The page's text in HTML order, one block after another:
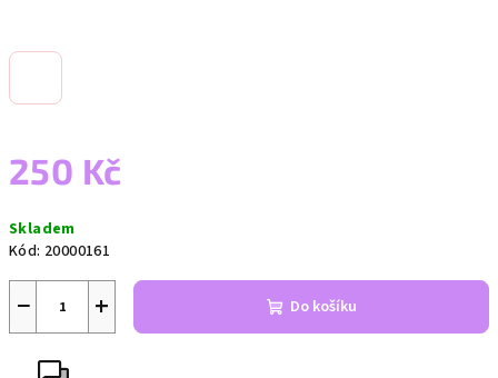
250 Kč
cena:
Skladem
Kód: 20000161
+
− Do košíku